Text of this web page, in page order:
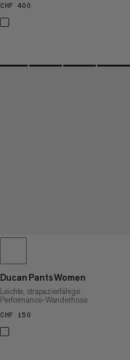
CHF 400
Ducan Pants Women
Leichte, strapazierfähige
Performance-Wanderhose
CHF 150